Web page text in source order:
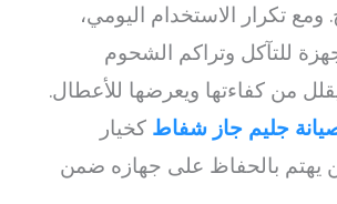
ومع تكرار الاستخدام اليومي،
للتآكل وتراكم الشحوم
من كفاءتها ويعرضها للأعطال.
جليم جاز شفاط كخيار
بالحفاظ على جهازه ضمن